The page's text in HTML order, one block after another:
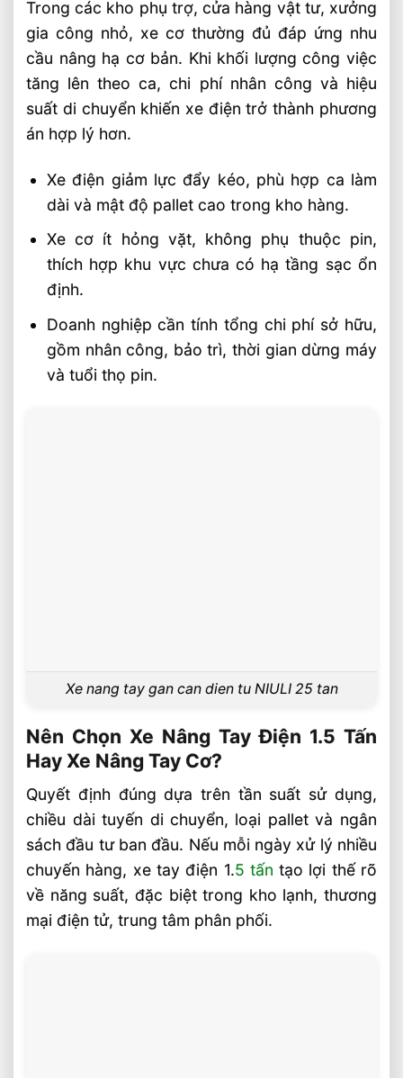
Trong các kho phụ trợ, cửa hàng vật tư, xưởng
gia công nhỏ, xe cơ thường đủ đáp ứng nhu
cầu nâng hạ cơ bản. Khi khối lượng công việc
tăng lên theo ca, chi phí nhân công và hiệu
suất di chuyển khiến xe điện trở thành phương
án hợp lý hơn.
Xe điện giảm lực đẩy kéo, phù hợp ca làm
dài và mật độ pallet cao trong kho hàng.
Xe cơ ít hỏng vặt, không phụ thuộc pin,
thích hợp khu vực chưa có hạ tầng sạc ổn
định.
Doanh nghiệp cần tính tổng chi phí sở hữu,
gồm nhân công, bảo trì, thời gian dừng máy
và tuổi thọ pin.
Xe nang tay gan can dien tu NIULI 25 tan
Nên Chọn Xe Nâng Tay Điện 1.5 Tấn
Hay Xe Nâng Tay Cơ?
Quyết định đúng dựa trên tần suất sử dụng,
chiều dài tuyến di chuyển, loại pallet và ngân
sách đầu tư ban đầu. Nếu mỗi ngày xử lý nhiều
chuyến hàng, xe tay điện 1.5 tấn tạo lợi thế rõ
về năng suất, đặc biệt trong kho lạnh, thương
mại điện tử, trung tâm phân phối.